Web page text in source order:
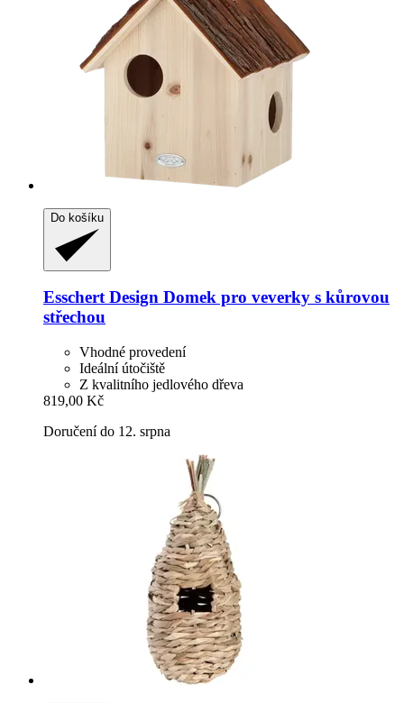
Do košíku
Esschert Design Domek pro veverky s kůrovou
střechou
Vhodné provedení
Ideální útočiště
Z kvalitního jedlového dřeva
819,00 Kč
Doručení do 12. srpna